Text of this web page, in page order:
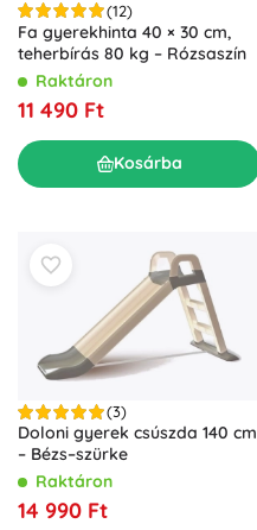
(12)
Fa gyerekhinta 40 × 30 cm,
teherbírás 80 kg – Rózsaszín
Raktáron
11 490 Ft
Kosárba
(3)
Doloni gyerek csúszda 140 cm
– Bézs–szürke
Raktáron
14 990 Ft